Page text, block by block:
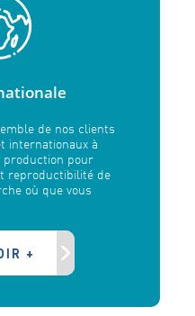
de nos clients
internationaux à
production pour
reproductibilité de
où que vous
+